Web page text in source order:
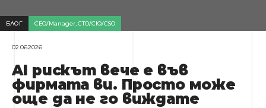
БЛОГ CEO/Manager,CTO/CIO/CSO
02.06.2026
AI рискът вече е във
фирмата ви. Просто може
още да не го виждате